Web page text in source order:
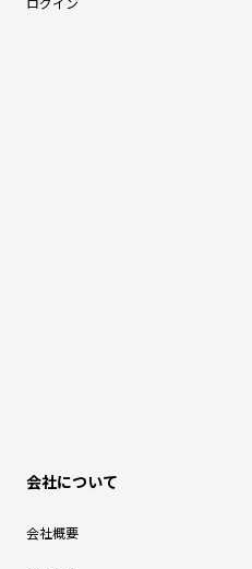
会社について
会社概要